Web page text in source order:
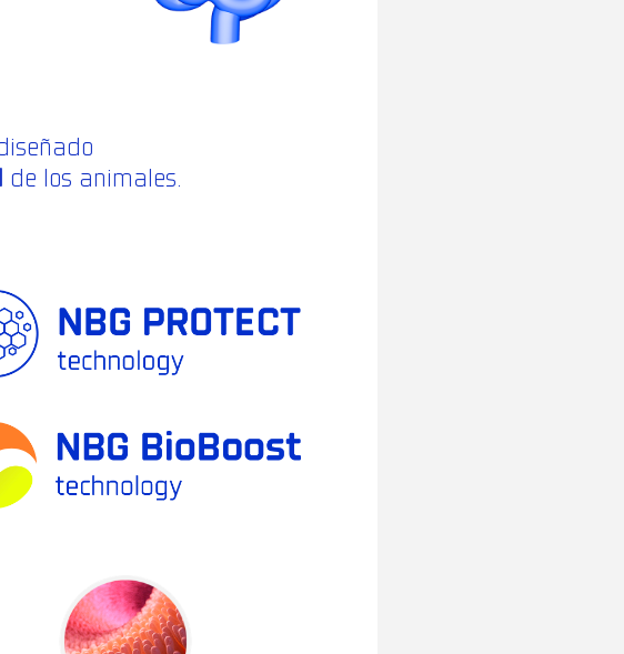
de los animales.